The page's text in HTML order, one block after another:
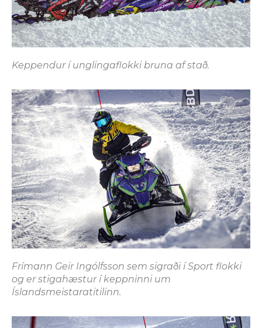
Keppendur í unglingaflokki bruna af stað.
Frímann Geir Ingólfsson sem sigraði í Sport flokki
og er stigahæstur í keppninni um
Íslandsmeistaratitilinn.